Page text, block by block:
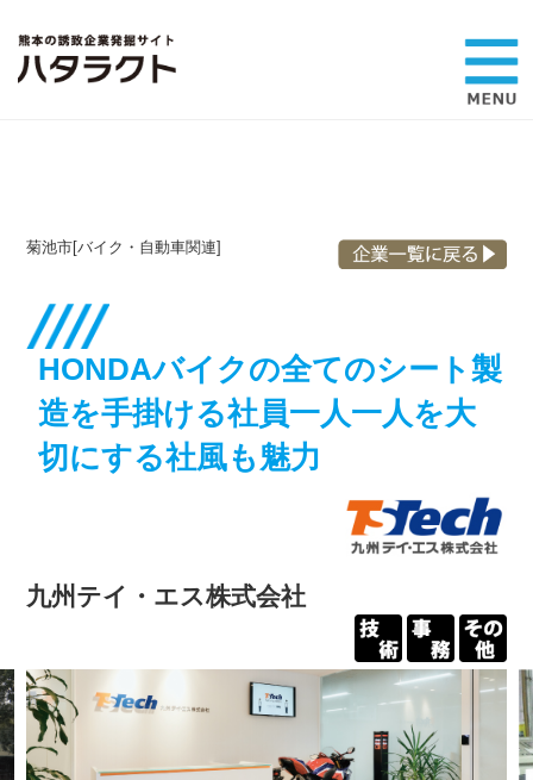
菊池市[バイク・自動車関連]
HONDAバイクの全てのシート製
造を手掛ける社員一人一人を大
切にする社風も魅力
九州テイ・エス株式会社